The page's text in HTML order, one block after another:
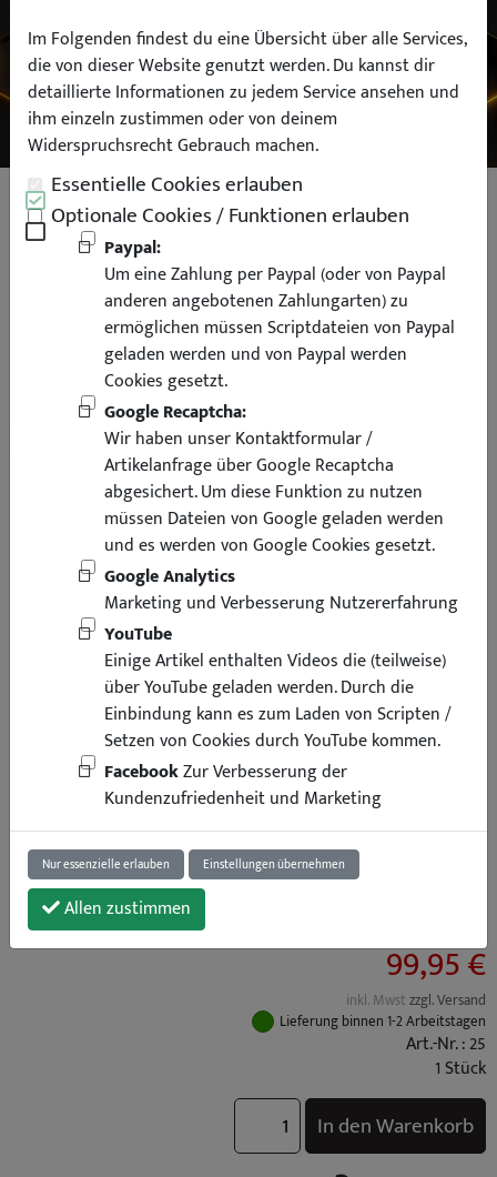
SUCHEN
Frontstoßstange Frontschürze für
BMW E36 Limo Coupe Cabrio auch
für M-Paket + M3
mit ABE
99,95 €
inkl. Mwstzzgl. Versand
Lieferung binnen 1-2 Arbeitstagen
Art.-Nr. : 25
1 Stück
In den Warenkorb
Im Folgenden findest du eine Übersicht über alle Services,
die von dieser Website genutzt werden. Du kannst dir
detaillierte Informationen zu jedem Service ansehen und
ihm einzeln zustimmen oder von deinem
Widerspruchsrecht Gebrauch machen.
Essentielle Cookies erlauben
Optionale Cookies / Funktionen erlauben
Paypal:
Um eine Zahlung per Paypal (oder von Paypal
anderen angebotenen Zahlungarten) zu
ermöglichen müssen Scriptdateien von Paypal
geladen werden und von Paypal werden
Cookies gesetzt.
Google Recaptcha:
Wir haben unser Kontaktformular /
Artikelanfrage über Google Recaptcha
abgesichert. Um diese Funktion zu nutzen
müssen Dateien von Google geladen werden
und es werden von Google Cookies gesetzt.
Google Analytics
Marketing und Verbesserung Nutzererfahrung
YouTube
Einige Artikel enthalten Videos die (teilweise)
über YouTube geladen werden. Durch die
Einbindung kann es zum Laden von Scripten /
Setzen von Cookies durch YouTube kommen.
FacebookZur Verbesserung der
Kundenzufriedenheit und Marketing
Nur essenzielle erlauben Einstellungen übernehmen
Allen zustimmen